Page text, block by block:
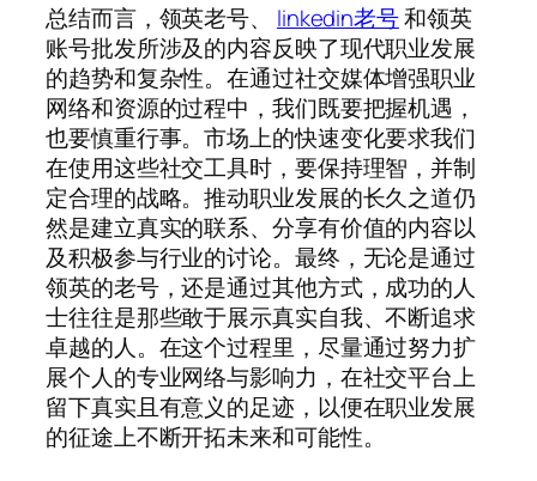
总结而言，领英老号、 linkedin老号和领英
账号批发所涉及的内容反映了现代职业发展
的趋势和复杂性。在通过社交媒体增强职业
网络和资源的过程中，我们既要把握机遇，
也要慎重行事。市场上的快速变化要求我们
在使用这些社交工具时，要保持理智，并制
定合理的战略。推动职业发展的长久之道仍
然是建立真实的联系、分享有价值的内容以
及积极参与行业的讨论。最终，无论是通过
领英的老号，还是通过其他方式，成功的人
士往往是那些敢于展示真实自我、不断追求
卓越的人。在这个过程里，尽量通过努力扩
展个人的专业网络与影响力，在社交平台上
留下真实且有意义的足迹，以便在职业发展
的征途上不断开拓未来和可能性。